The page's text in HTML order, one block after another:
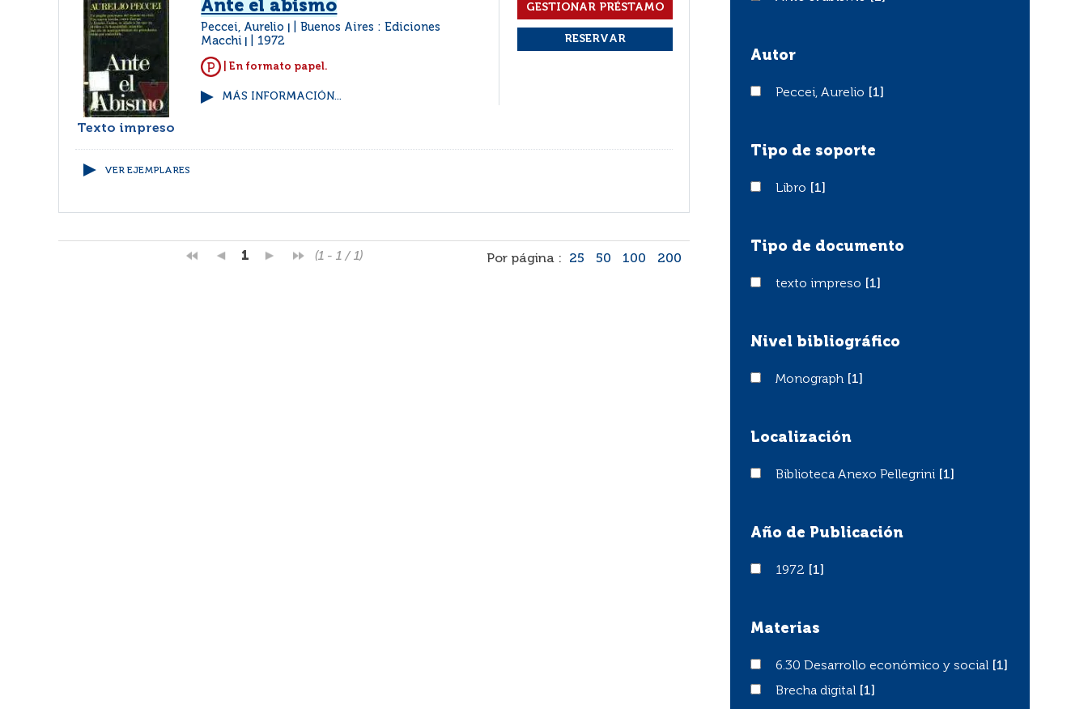
Texto impreso
Ante el abismo
Peccei, Aurelio
Buenos Aires : Ediciones
Macchi
1972
| En formato papel.
MÁS INFORMACIÓN...
VER EJEMPLARES
1 (1 - 1 / 1) Por página : 25 50 100 200
Autor
Peccei, Aurelio
Peccei, Aurelio [1]
Tipo de soporte
LibroLibro [1]
Tipo de documento
texto impreso
texto impreso [1]
Nivel bibliográfico
Monograph
Monograph [1]
Localización
Biblioteca Anexo Pellegrini
Biblioteca Anexo Pellegrini [1]
Año de Publicación
19721972 [1]
Materias
6.30 Desarrollo económico y social
6.30 Desarrollo económico y social
[1]
Brecha digital
Brecha digital [1]